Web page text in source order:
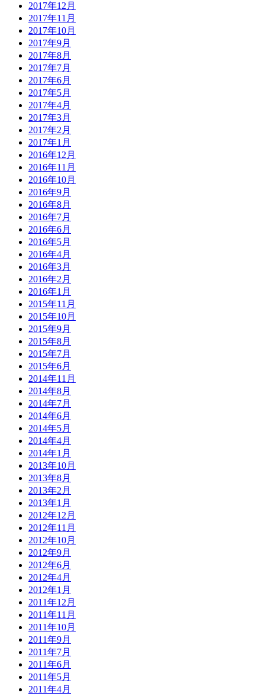
2017年12月
2017年11月
2017年10月
2017年9月
2017年8月
2017年7月
2017年6月
2017年5月
2017年4月
2017年3月
2017年2月
2017年1月
2016年12月
2016年11月
2016年10月
2016年9月
2016年8月
2016年7月
2016年6月
2016年5月
2016年4月
2016年3月
2016年2月
2016年1月
2015年11月
2015年10月
2015年9月
2015年8月
2015年7月
2015年6月
2014年11月
2014年8月
2014年7月
2014年6月
2014年5月
2014年4月
2014年1月
2013年10月
2013年8月
2013年2月
2013年1月
2012年12月
2012年11月
2012年10月
2012年9月
2012年6月
2012年4月
2012年1月
2011年12月
2011年11月
2011年10月
2011年9月
2011年7月
2011年6月
2011年5月
2011年4月